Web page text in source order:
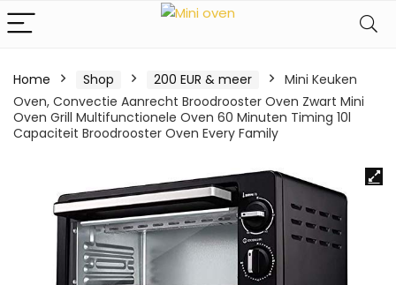
Home Shop 200 EUR & meer
Mini Keuken
Oven, Convectie Aanrecht Broodrooster Oven Zwart Mini
Oven Grill Multifunctionele Oven 60 Minuten Timing 10l
Capaciteit Broodrooster Oven Every Family